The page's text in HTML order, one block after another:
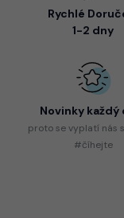
Rychlé
1-2 dny
Novinky každý
protose vyplatí nás
#číhejte